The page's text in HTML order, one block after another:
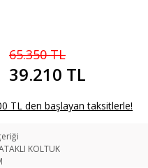
65.350 TL
39.210 TL
TL den başlayan taksitlerle!
KOLTUK